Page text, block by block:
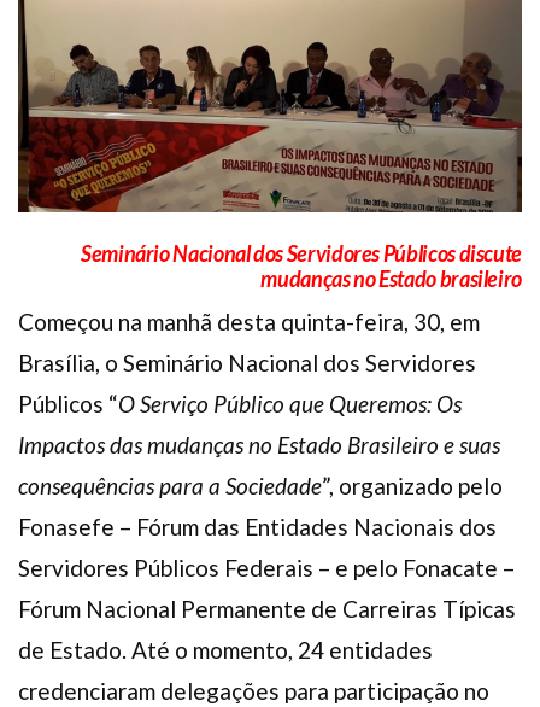
Seminário Nacional dos Servidores Públicos discute
mudanças no Estado brasileiro
Começou na manhã desta quinta-feira, 30, em
Brasília, o Seminário Nacional dos Servidores
Públicos “O Serviço Público que Queremos: Os
Impactos das mudanças no Estado Brasileiro e suas
consequências para a Sociedade”, organizado pelo
Fonasefe – Fórum das Entidades Nacionais dos
Servidores Públicos Federais – e pelo Fonacate –
Fórum Nacional Permanente de Carreiras Típicas
de Estado. Até o momento, 24 entidades
credenciaram delegações para participação no
Plano de Saúde
Assistência Funeral
Pós-graduação
FacebookInstagramTwitter YoutubeTikTok Whatsapp